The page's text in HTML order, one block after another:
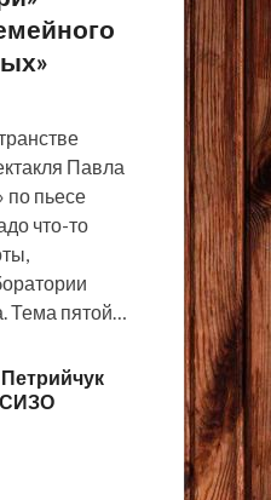
Павла
по пьесе
что-то
Тема пятой…
СИЗО